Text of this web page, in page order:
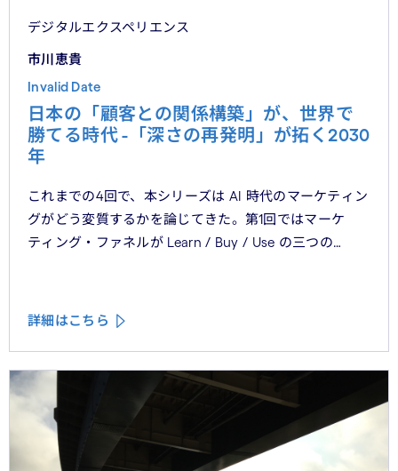
デジタルエクスペリエンス
市川恵貴
Invalid Date
日本の「顧客との関係構築」が、世界で
勝てる時代 -「深さの再発明」が拓く2030
年
これまでの4回で、本シリーズは AI 時代のマーケティン
グがどう変質するかを論じてきた。第1回ではマーケ
ティング・ファネルが Learn / Buy / Use の三つの
第3回では Learn フェーズで再定義されつつあるブラン
れらの議論を日本市場の文脈に着地させる。そして、希
望の視座を提示したい——日本の「顧客との関係構
築」が、世界で勝てる時代が、いま始まっている。
詳細はこちら